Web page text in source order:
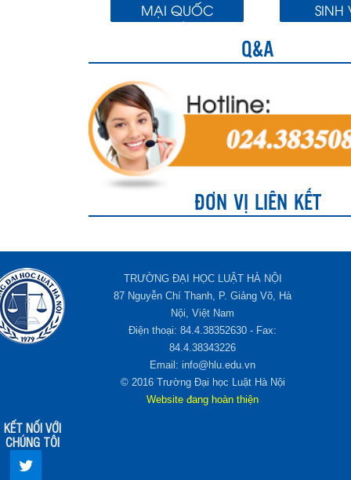
MẠI QUỐC
SINH
Q&A
ĐƠN VỊ LIÊN KẾT
TRƯỜNG ĐẠI HỌC LUẬT HÀ NỘI
87 Nguyễn Chí Thanh, P. Giảng Võ, Hà
Nội, Việt Nam
Điện thoại: 84.4.38352630 - Fax:
84.4.38343226
Email: info@hlu.edu.vn
© 2016 Trường Đại học Luật Hà Nội
Website đang hoàn thiện
KẾT NỐI VỚI
CHÚNG TÔI